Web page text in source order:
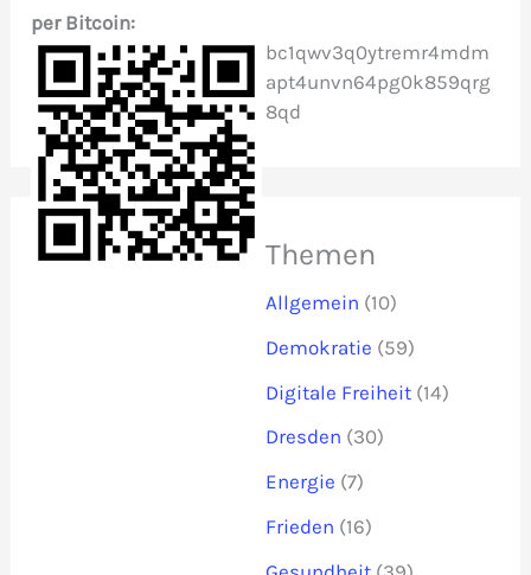
:per Bitcoin:
bc1qwv3q0ytremr4mdm
apt4unvn64pg0k859qrg
8qd
Themen
Allgemein (10)
Demokratie (59)
Digitale Freiheit (14)
Dresden (30)
Energie (7)
Frieden (16)